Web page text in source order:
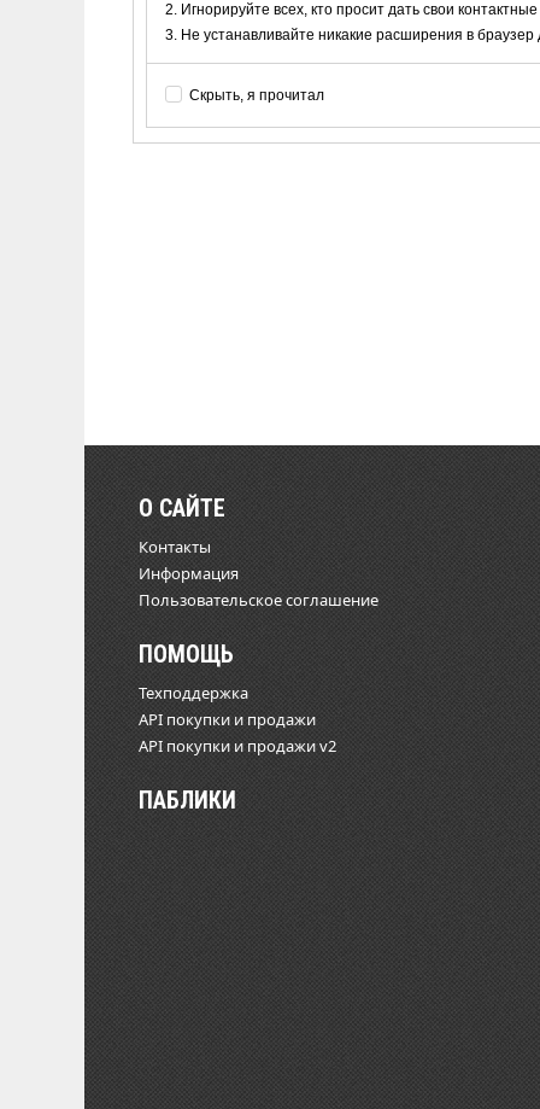
Игнорируйте всех, кто просит дать свои
Не устанавливайте никакие расширения в
Скрыть, я прочитал
О САЙТЕ
Контакты
Информация
Пользовательское соглашение
ПОМОЩЬ
Техподдержка
API покупки и продажи
API покупки и продажи v2
ПАБЛИКИ